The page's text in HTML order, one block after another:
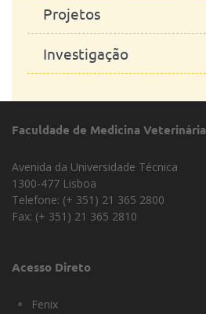
Projetos
Investigação
Faculdade de Medicina Veterinária
Avenida da Universidade Técnica
1300-477 Lisboa
Telefone: (+ 351) 21 365 2800
Fax: (+ 351) 21 365 2810
Acesso Direto
Fenix